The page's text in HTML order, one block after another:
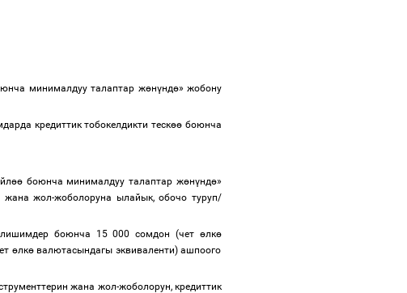
минималдуу талаптар жөнүндө» жобону
кредиттик тобокелдикти тескөө боюнча
өөбоюнча минималдуу талаптар жөнүндө»
жол-жоболоруна ылайык, обочо туруп/
боюнча 15 000 сомдон (четөлкө
өлкөвалютасындагы эквиваленти) ашпоого
жана жол-жоболорун, кредиттик